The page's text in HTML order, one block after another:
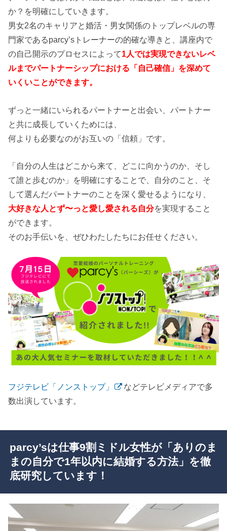
か？を明確にしていきます。
男女2名のキャリアと婚活・男女関係のトップレベルの専
門家であるparcy’sトレーナーの的確な導きと、講座内で
の自己開示のプロセスによって1人では実現できないレベ
ルまでパートナーシップにおける「自己確信」を深めて
いくいことができます。
ずっと一緒にいられるパートナーと出会い、パートナー
と共に成長していくためには、
何よりも必要なのがお互いの「信頼」です。
「自分の人生はどこから来て、どこに向かうのか、そし
て誰と歩むのか」を明確にすることで、自分のこと、そ
して選んだパートナーのことを深く愛せるようになり、
大好きな人とず〜っと愛し愛される自分を実現すること
ができます。
そのお手伝いを、ぜひわたしたちにお任せください。
フジテレビ「ノンストップ」
などテレビメディアで多
数出演しています。
parcy’sは仕事9割ミドル女性が「ありのま
まの自分で1年以内に結婚する方法」を徹
底研究しています！